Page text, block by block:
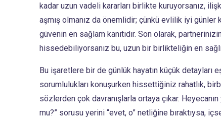
kadar uzun vadeli kararları birlikte kuruyorsanız,
aşmış olmanız da önemlidir; çünkü evlilik iyi
güvenin en sağlam kanıtıdır. Son olarak,
hissedebiliyorsanız bu, uzun bir birlikteliğin en
Bu işaretlere bir de günlük hayatın küçük detayları
sorumlulukları konuşurken hissettiğiniz rahatlık,
sözlerden çok davranışlarla ortaya çıkar.
mu?” sorusu yerini “evet, o” netliğine bıraktıysa,